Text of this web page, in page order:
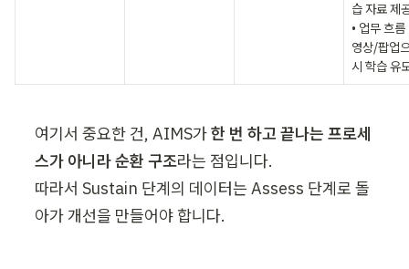
습 자료 제
• 업무 흐
영상/팝업
시 학습 유
여기서 중요한 건, AIMS가 한 번 하고 끝나는 프로세
스가 아니라 순환 구조라는 점입니다.
따라서 Sustain 단계의 데이터는 Assess 단계로 돌
아가 개선을 만들어야 합니다.